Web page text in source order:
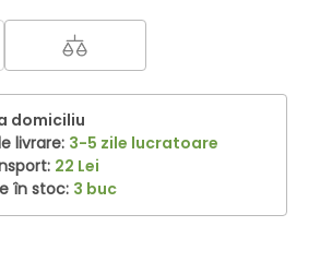
domiciliu
livrare: 3-5 zile lucratoare
22 Lei
în stoc: 3 buc